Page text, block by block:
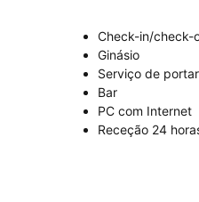
Check-in/check-
Ginásio
Serviço de
Bar
PC com Internet
Receção 24